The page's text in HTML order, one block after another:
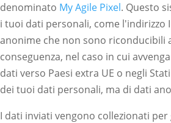
denominato My Agile Pixel. Questo
i tuoi dati personali, come l'indirizzo
anonime che non sono riconducibili
conseguenza, nel caso in cui
dati verso Paesi extra UE o negli
dei tuoi dati personali, ma di dati
I dati inviati vengono collezionati per